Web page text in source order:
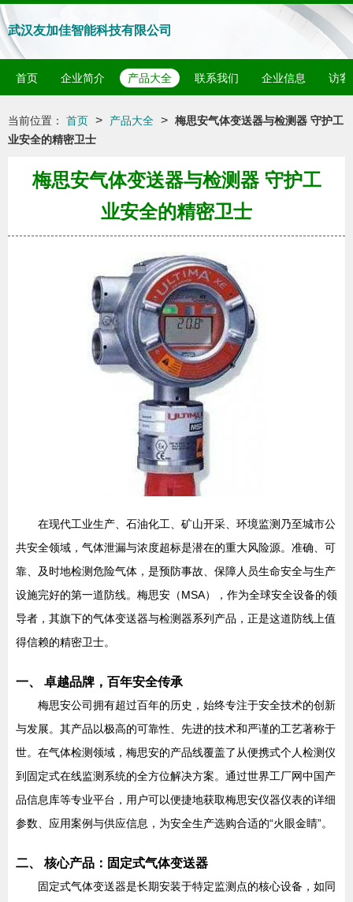
武汉友加佳智能科技有限公司
首页 企业简介 产品大全 联系我们 企业信息 访客
当前位置： 首页 > 产品大全 > 梅思安气体变送器与检测器 守护工
业安全的精密卫士
梅思安气体变送器与检测器 守护工
业安全的精密卫士
在现代工业生产、石油化工、矿山开采、环境监测乃至城市公
共安全领域，气体泄漏与浓度超标是潜在的重大风险源。准确、可
靠、及时地检测危险气体，是预防事故、保障人员生命安全与生产
设施完好的第一道防线。梅思安（MSA），作为全球安全设备的领
导者，其旗下的气体变送器与检测器系列产品，正是这道防线上值
得信赖的精密卫士。
一、 卓越品牌，百年安全传承
梅思安公司拥有超过百年的历史，始终专注于安全技术的创新
与发展。其产品以极高的可靠性、先进的技术和严谨的工艺著称于
世。在气体检测领域，梅思安的产品线覆盖了从便携式个人检测仪
到固定式在线监测系统的全方位解决方案。通过世界工厂网中国产
品信息库等专业平台，用户可以便捷地获取梅思安仪器仪表的详细
参数、应用案例与供应信息，为安全生产选购合适的“火眼金睛”。
二、 核心产品：固定式气体变送器
固定式气体变送器是长期安装于特定监测点的核心设备，如同